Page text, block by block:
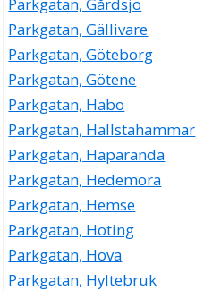
Parkgatan, Gällivare
Parkgatan, Göteborg
Parkgatan, Götene
Parkgatan, Habo
Parkgatan, Hallstahammar
Parkgatan, Haparanda
Parkgatan, Hedemora
Parkgatan, Hemse
Parkgatan, Hoting
Parkgatan, Hova
Parkgatan, Hyltebruk